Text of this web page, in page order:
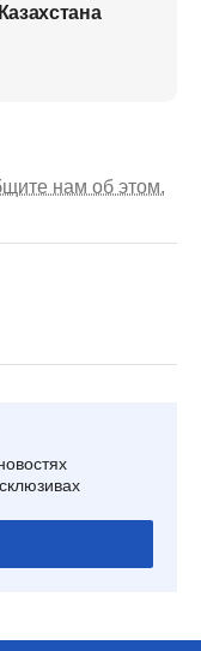
нам об этом.